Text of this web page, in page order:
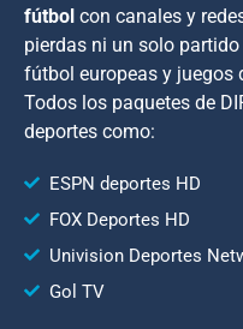
fútbol con canales y
pierdas ni un solo
fútbol europeas y juegos
Todos los paquetes de
deportes como:
ESPN deportes HD
FOX Deportes HD
Univision Deportes
Gol TV